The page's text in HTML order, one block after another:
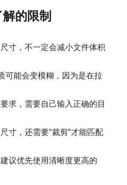
的限制
寸，不一定会减小文件体积
可能会变模糊，因为是在拉
求，需要自己输入正确的目
寸，还需要“裁剪”才能匹配
议优先使用清晰度更高的